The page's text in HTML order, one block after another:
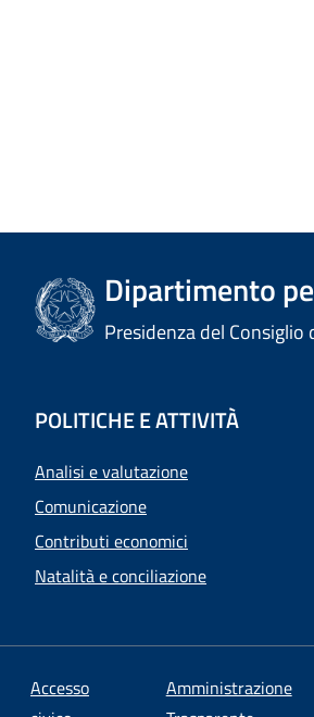
Dipartimento
Presidenza del Consiglio
POLITICHE E ATTIVITÀ
Analisi e valutazione
Comunicazione
Contributi economici
Natalità e conciliazione
Accesso
Amministrazione